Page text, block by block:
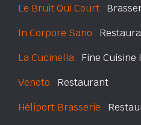
Le Bruit Qui Court
In Corpore Sano
La Cucinella Fine Cuisine
Veneto Restaurant
Héliport Brasserie